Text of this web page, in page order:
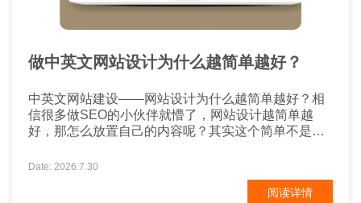
做中英文网站设计为什么越简单越好？
中英文网站建设——网站设计为什么越简单越好？相
信很多做SEO的小伙伴就懵了，网站设计越简单越
好，那怎么放置自己的内容呢？其实这个简单不是字
换 一项又一项研究证明，简单的网页设计比繁复的网
站有更多的转化率。许多电商店主甚至表示，在简化
了网站后，销售额出现了大幅增长。试图通过拉出所
Date: 2026.7.30
阅读详情